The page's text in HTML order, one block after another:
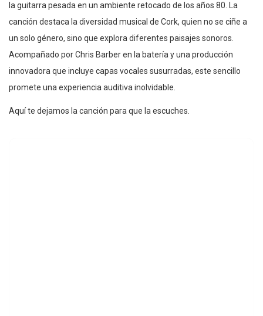
la guitarra pesada en un ambiente retocado de los años 80. La
canción destaca la diversidad musical de Cork, quien no se ciñe a
un solo género, sino que explora diferentes paisajes sonoros.
Acompañado por Chris Barber en la batería y una producción
innovadora que incluye capas vocales susurradas, este sencillo
promete una experiencia auditiva inolvidable.
Aquí te dejamos la canción para que la escuches.